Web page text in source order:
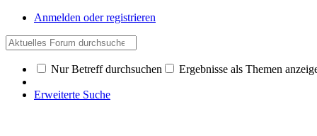
Anmelden oder registrieren
Nur Betreff durchsuchen Ergebnisse als Themen
Erweiterte Suche